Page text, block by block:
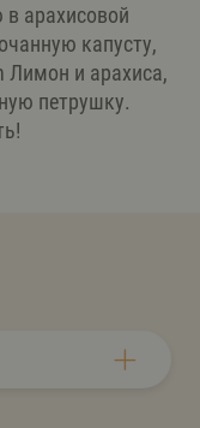
арахисовой
капусту,
Лимон и арахиса,
петрушку.